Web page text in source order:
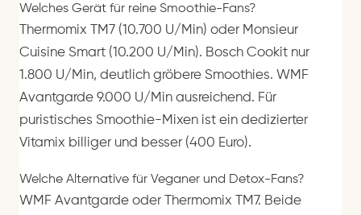
Welches Gerät für reine Smoothie-Fans?
Thermomix TM7 (10.700 U/Min) oder Monsieur
Cuisine Smart (10.200 U/Min). Bosch Cookit nur
1.800 U/Min, deutlich gröbere Smoothies. WMF
Avantgarde 9.000 U/Min ausreichend. Für
puristisches Smoothie-Mixen ist ein dedizierter
Vitamix billiger und besser (400 Euro).
Welche Alternative für Veganer und Detox-Fans?
WMF Avantgarde oder Thermomix TM7. Beide